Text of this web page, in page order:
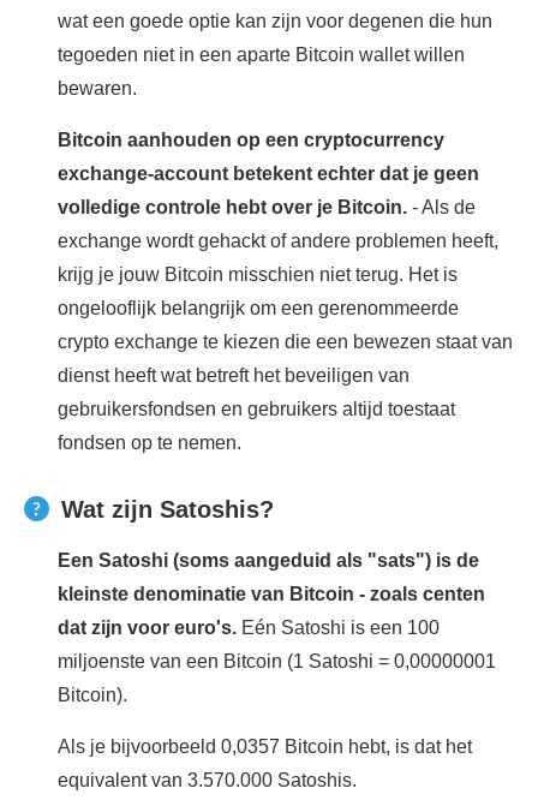
wat een goede optie kan zijn voor degenen die hun
tegoeden niet in een aparte Bitcoin wallet willen
bewaren.
Bitcoin aanhouden op een cryptocurrency
exchange-account betekent echter dat je geen
volledige controle hebt over je Bitcoin. - Als de
exchange wordt gehackt of andere problemen heeft,
krijg je jouw Bitcoin misschien niet terug. Het is
ongelooflijk belangrijk om een gerenommeerde
crypto exchange te kiezen die een bewezen staat van
dienst heeft wat betreft het beveiligen van
gebruikersfondsen en gebruikers altijd toestaat
fondsen op te nemen.
Wat zijn Satoshis?
Een Satoshi (soms aangeduid als "sats") is de
kleinste denominatie van Bitcoin - zoals centen
dat zijn voor euro's. Eén Satoshi is een 100
miljoenste van een Bitcoin (1 Satoshi = 0,00000001
Bitcoin).
Als je bijvoorbeeld 0,0357 Bitcoin hebt, is dat het
equivalent van 3.570.000 Satoshis.